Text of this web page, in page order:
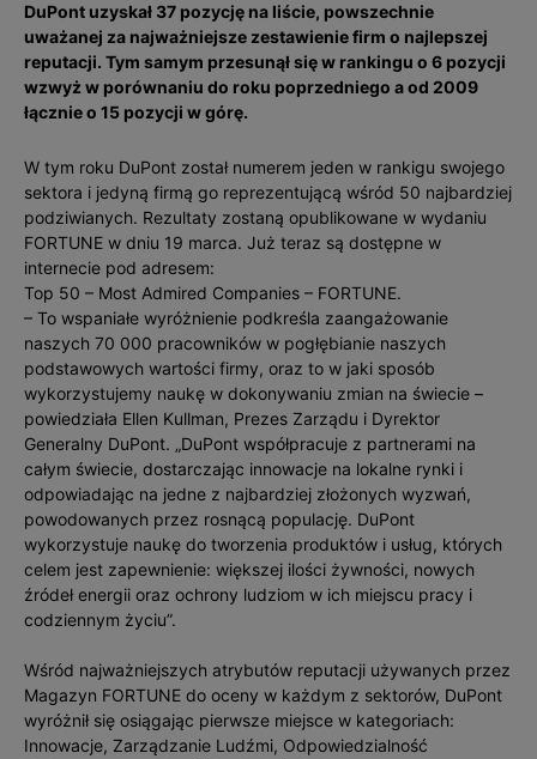
DuPont uzyskał 37 pozycję na liście, powszechnie
uważanej za najważniejsze zestawienie firm o najlepszej
reputacji. Tym samym przesunął się w rankingu o 6 pozycji
wzwyż w porównaniu do roku poprzedniego a od 2009
łącznie o 15 pozycji w górę.
W tym roku DuPont został numerem jeden w rankigu swojego
sektora i jedyną firmą go reprezentującą wśród 50 najbardziej
podziwianych. Rezultaty zostaną opublikowane w wydaniu
FORTUNE w dniu 19 marca. Już teraz są dostępne w
internecie pod adresem:
Top 50 – Most Admired Companies – FORTUNE.
– To wspaniałe wyróżnienie podkreśla zaangażowanie
naszych 70 000 pracowników w pogłębianie naszych
podstawowych wartości firmy, oraz to w jaki sposób
wykorzystujemy naukę w dokonywaniu zmian na świecie –
powiedziała Ellen Kullman, Prezes Zarządu i Dyrektor
Generalny DuPont. „DuPont współpracuje z partnerami na
całym świecie, dostarczając innowacje na lokalne rynki i
odpowiadając na jedne z najbardziej złożonych wyzwań,
powodowanych przez rosnącą populację. DuPont
wykorzystuje naukę do tworzenia produktów i usług, których
celem jest zapewnienie: większej ilości żywności, nowych
źródeł energii oraz ochrony ludziom w ich miejscu pracy i
codziennym życiu”.
Wśród najważniejszych atrybutów reputacji używanych przez
Magazyn FORTUNE do oceny w każdym z sektorów, DuPont
wyróżnił się osiągając pierwsze miejsce w kategoriach:
Innowacje, Zarządzanie Ludźmi, Odpowiedzialność